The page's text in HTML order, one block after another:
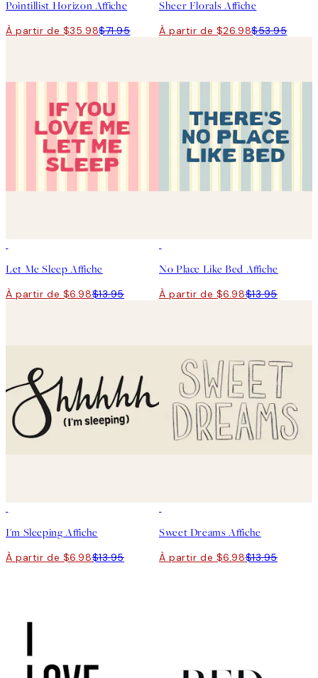
Pointillist Horizon Affiche
À partir de $35.98$71.95
Sheer Florals Affiche
À partir de $26.98$53.95
Let Me Sleep Affiche
À partir de $6.98$13.95
No Place Like Bed Affiche
À partir de $6.98$13.95
I'm Sleeping Affiche
À partir de $6.98$13.95
Sweet Dreams Affiche
À partir de $6.98$13.95